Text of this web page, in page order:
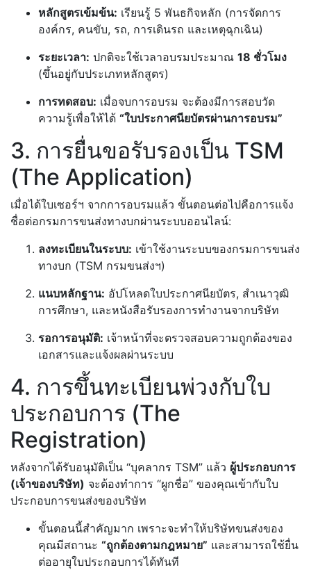
หลักสูตรเข้มข้น: เรียนรู้ 5 พันธกิจหลัก (การจัดการ
องค์กร, คนขับ, รถ, การเดินรถ และเหตุฉุกเฉิน)
ระยะเวลา: ปกติจะใช้เวลาอบรมประมาณ 18 ชั่วโมง
(ขึ้นอยู่กับประเภทหลักสูตร)
การทดสอบ: เมื่อจบการอบรม จะต้องมีการสอบวัด
ความรู้เพื่อให้ได้ “ใบประกาศนียบัตรผ่านการอบรม”
3. การยื่นขอรับรองเป็น TSM
(The Application)
เมื่อได้ใบเซอร์ฯ จากการอบรมแล้ว ขั้นตอนต่อไปคือการแจ้ง
ชื่อต่อกรมการขนส่งทางบกผ่านระบบออนไลน์:
ลงทะเบียนในระบบ: เข้าใช้งานระบบของกรมการขนส่ง
ทางบก (TSM กรมขนส่งฯ)
แนบหลักฐาน: อัปโหลดใบประกาศนียบัตร, สำเนาวุฒิ
การศึกษา, และหนังสือรับรองการทำงานจากบริษัท
รอการอนุมัติ: เจ้าหน้าที่จะตรวจสอบความถูกต้องของ
เอกสารและแจ้งผลผ่านระบบ
4. การขึ้นทะเบียนพ่วงกับใบ
ประกอบการ (The
Registration)
หลังจากได้รับอนุมัติเป็น “บุคลากร TSM” แล้ว ผู้ประกอบการ
(เจ้าของบริษัท) จะต้องทำการ “ผูกชื่อ” ของคุณเข้ากับใบ
ประกอบการขนส่งของบริษัท
ขั้นตอนนี้สำคัญมาก เพราะจะทำให้บริษัทขนส่งของ
คุณมีสถานะ “ถูกต้องตามกฎหมาย” และสามารถใช้ยื่น
ต่ออายุใบประกอบการได้ทันที